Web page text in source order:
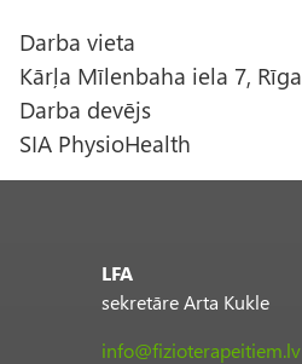
Darba vieta
Kārļa Mīlenbaha iela 7, Rīga
Darba devējs
SIA PhysioHealth
LFA
sekretāre Arta Kukle
info@fizioterapeitiem.lv